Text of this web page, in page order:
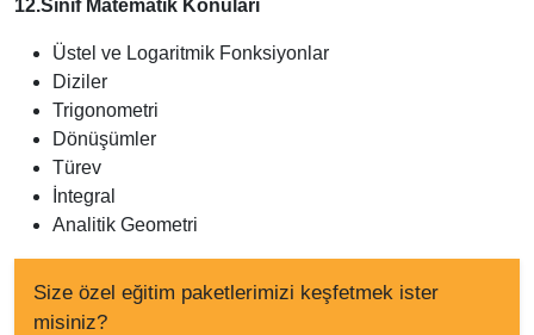
12.Sınıf Matematik Konuları
Üstel ve Logaritmik Fonksiyonlar
Diziler
Trigonometri
Dönüşümler
Türev
İntegral
Analitik Geometri
Size özel eğitim paketlerimizi keşfetmek ister
misiniz?